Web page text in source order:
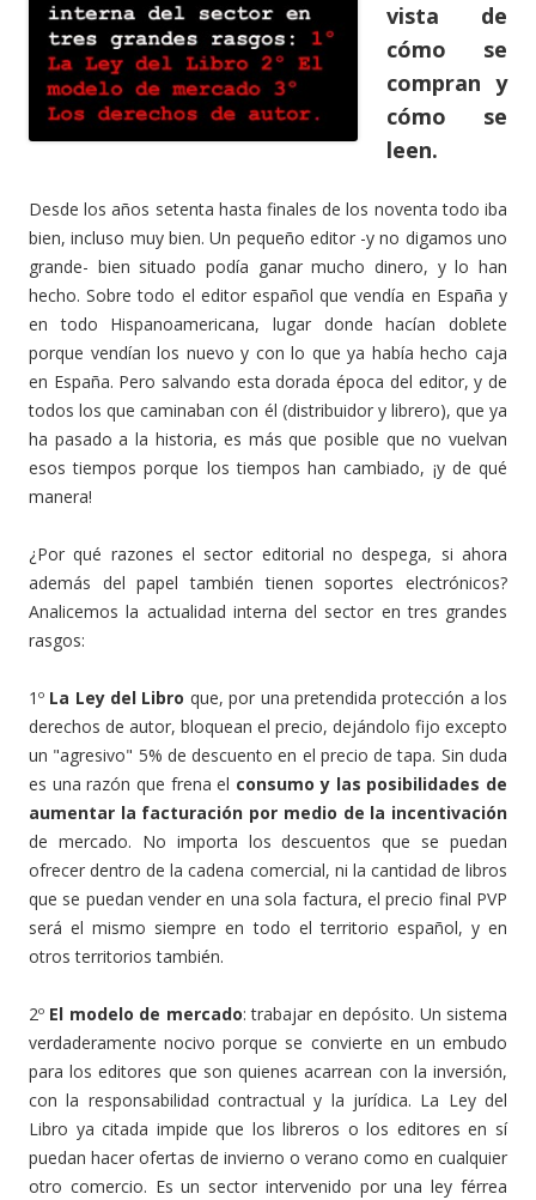
vista de
cómo se
compran y
cómo se
leen.
Desde los años setenta hasta finales de los noventa todo iba
bien, incluso muy bien. Un pequeño editor -y no digamos uno
grande- bien situado podía ganar mucho dinero, y lo han
hecho. Sobre todo el editor español que vendía en España y
en todo Hispanoamericana, lugar donde hacían doblete
porque vendían los nuevo y con lo que ya había hecho caja
en España. Pero salvando esta dorada época del editor, y de
todos los que caminaban con él (distribuidor y librero), que ya
ha pasado a la historia, es más que posible que no vuelvan
esos tiempos porque los tiempos han cambiado, ¡y de qué
manera!
¿Por qué razones el sector editorial no despega, si ahora
además del papel también tienen soportes electrónicos?
Analicemos la actualidad interna del sector en tres grandes
rasgos:
1º La Ley del Libro que, por una pretendida protección a los
derechos de autor, bloquean el precio, dejándolo fijo excepto
un "agresivo" 5% de descuento en el precio de tapa. Sin duda
es una razón que frena el consumo y las posibilidades de
aumentar la facturación por medio de la incentivación
de mercado. No importa los descuentos que se puedan
ofrecer dentro de la cadena comercial, ni la cantidad de libros
que se puedan vender en una sola factura, el precio final PVP
será el mismo siempre en todo el territorio español, y en
otros territorios también.
2º El modelo de mercado: trabajar en depósito. Un sistema
verdaderamente nocivo porque se convierte en un embudo
para los editores que son quienes acarrean con la inversión,
con la responsabilidad contractual y la jurídica. La Ley del
Libro ya citada impide que los libreros o los editores en sí
puedan hacer ofertas de invierno o verano como en cualquier
otro comercio. Es un sector intervenido por una ley férrea